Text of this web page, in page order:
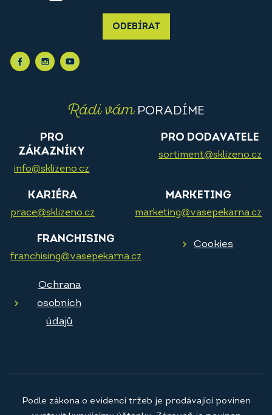
ODEBÍRAT
Rádi vámPORADÍME
PRO
ZÁKAZNÍKY
info@sklizeno.cz
PRO DODAVATELE
sortiment@sklizeno.cz
KARIÉRA
prace@sklizeno.cz
MARKETING
marketing@vasepekarna.cz
FRANCHISING
franchising@vasepekarna.cz
Cookies
Ochrana
osobních
údajů
Podle zákona o evidenci tržeb je prodávající povinen